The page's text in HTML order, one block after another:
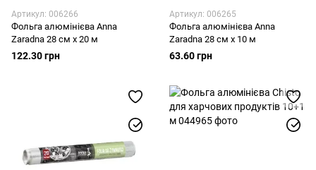
Артикул: 006266
Фольга алюмінієва Anna
Zaradna 28 см х 20 м
122.30 грн
Артикул: 006265
Фольга алюмінієва Anna
Zaradna 28 см х 10 м
63.60 грн